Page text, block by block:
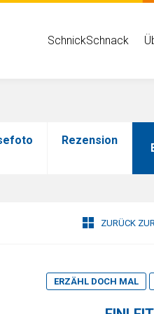
SchnickSchnack
Rezension
ZURÜCK
ERZÄHL DOCH MAL